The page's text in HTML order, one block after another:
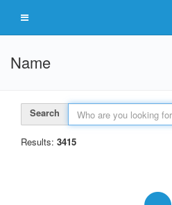
Name
Search
Results: 3415